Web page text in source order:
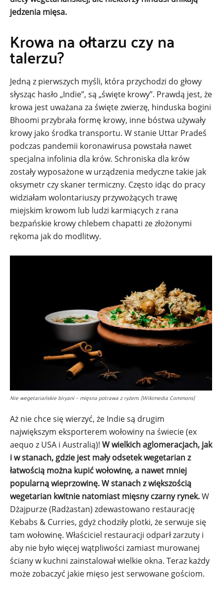
jedzenia mięsa.
Krowa na ołtarzu czy na
talerzu?
Jedną z pierwszych myśli, która przychodzi do głowy
słysząc hasło „Indie”, są „święte krowy”. Prawdą jest, że
krowa jest uważana za święte zwierzę, hinduska bogini
Bhoomi przybrała formę krowy, inne bóstwa używały
krowy jako środka transportu. W stanie Uttar Pradeś
podczas pandemii koronawirusa powstała nawet
specjalna infolinia dla krów. Schroniska dla krów
zostały wyposażone w urządzenia medyczne takie jak
oksymetr czy skaner termiczny. Często idąc do pracy
widziałam wolontariuszy przywożących trawę
miejskim krowom lub ludzi karmiących z rana
bezpańskie krowy chlebem chapatti ze złożonymi
rękoma jak do modlitwy.
Nie wegetariańskie biryani – mięsna potrawa z ryżem. [Wikimedia Commons]
Aż nie chce się wierzyć, że Indie są drugim
największym eksporterem wołowiny na świecie (ex
aequo z USA i Australią)! W wielkich aglomeracjach, jak
i w stanach, gdzie jest mały odsetek wegetarian z
łatwością można kupić wołowinę, a nawet mniej
popularną wieprzowinę. W stanach z większością
wegetarian kwitnie natomiast mięsny czarny rynek.W
Dżajpurze (Radżastan) zdewastowano restaurację
Kebabs & Curries, gdyż chodziły plotki, że serwuje się
tam wołowinę. Właściciel restauracji odparł zarzuty i
aby nie było więcej wątpliwości zamiast murowanej
ściany w kuchni zainstalował wielkie okna. Teraz każdy
może zobaczyć jakie mięso jest serwowane gościom.